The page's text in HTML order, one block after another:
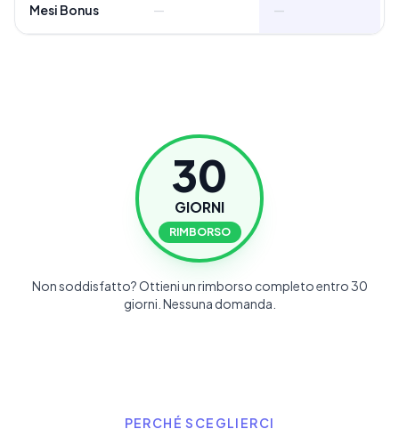
Mesi Bonus — —
30
GIORNI
RIMBORSO
Non soddisfatto? Ottieni un rimborso completo entro 30
giorni. Nessuna domanda.
PERCHÉ SCEGLIERCI